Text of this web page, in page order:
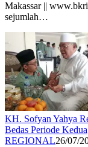
Makassar ||
sejumlah…
KH. Sofyan Yahya
Bedas Periode Kedua
REGIONAL26/07/